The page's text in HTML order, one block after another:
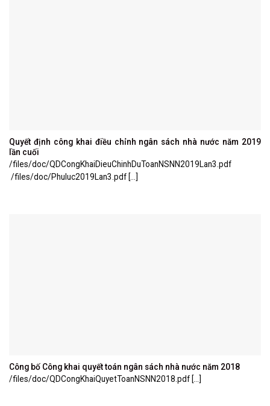
Quyết định công khai điều chỉnh ngân sách nhà nước năm 2019
lần cuối
/files/doc/QDCongKhaiDieuChinhDuToanNSNN2019Lan3.pdf
/files/doc/Phuluc2019Lan3.pdf [...]
Công bố Công khai quyết toán ngân sách nhà nước năm 2018
/files/doc/QDCongKhaiQuyetToanNSNN2018.pdf [...]